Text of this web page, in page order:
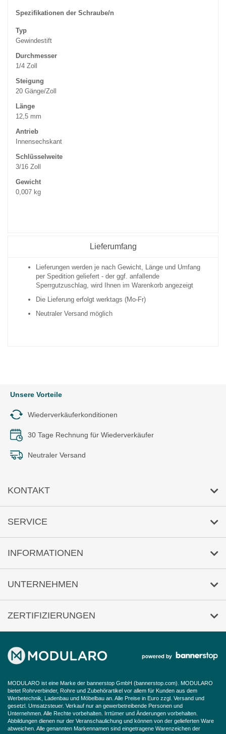
Spezifikationen der Schraube/n
Typ
Gewindestift
Durchmesser
1/4 Zoll
Steigung
20 Gänge/Zoll
Länge
12,5 mm
Antrieb
Innensechskant
Schlüsselweite
3/16 Zoll
Gewicht
0,007 kg
Lieferumfang
Lieferungen werden je nach Gewicht, Länge und Umfang
per Spedition geliefert - der ggf. anfallende
Sperrgutzuschlag, wird Ihnen im Warenkorb angezeigt
Die Lieferung erfolgt werktags (Mo-Fr)
Neutraler Versand möglich
Unsere Vorteile
Wiederverkäuferkonditionen
30 Tage Rechnung für Wiederverkäufer
Neutraler Versand
KONTAKT
SERVICE
Reklamation
INFORMATIONEN
Sicher Zahlen
Häufige Fragen
UNTERNEHMEN
Impressum
AGB
Widerrufsbelehrung
Barrierefreiheitserklärung
ZERTIFIZIERUNGEN
MODULARO ist eine Marke der bannerstop GmbH (bannerstop.com). MODULARO
bietet Rohrverbinder, Rohre und Zubehörartikel vor allem für Kunden aus dem
Werbetechnik, Ladenbau und Möbelbau an. Alle Preise in Euro zzgl. Versand und
gesetzl. Umsatzsteuer. Verkauf nur an gewerbetreibende Personen und
Unternehmen. Alle Rechte vorbehalten. Irrtümer und Änderungen vorbehalten.
Abbildungen dienen nur der Veranschaulichung und können von der gelieferten Ware
abweichen. Alle genannten Markennamen sind eingetragene Warenzeichen der